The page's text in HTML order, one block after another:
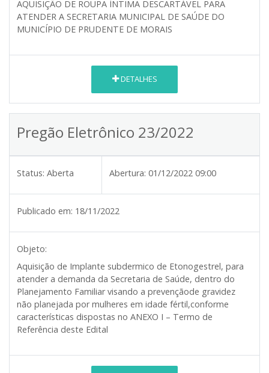
AQUISIÇÃO DE ROUPA ÍNTIMA DESCARTÁVEL PARA
ATENDER A SECRETARIA MUNICIPAL DE SAÚDE DO
MUNICÍPIO DE PRUDENTE DE MORAIS
DETALHES
Pregão Eletrônico 23/2022
Status: Aberta Abertura: 01/12/2022 09:00
Publicado em: 18/11/2022
Objeto:
Aquisição de Implante subdermico de Etonogestrel, para
atender a demanda da Secretaria de Saúde, dentro do
Planejamento Familiar visando a prevençãode gravidez
não planejada por mulheres em idade fértil,conforme
características dispostas no ANEXO I – Termo de
Referência deste Edital